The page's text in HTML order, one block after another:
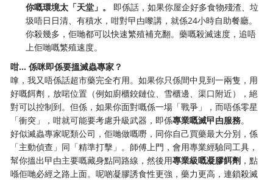
你嘅環境太「天堂」。
​ 即係話，如果你屋企好多食物殘渣、垃
圾唔日日清、有積水，咁對曱甴嚟講，就係24小時自助餐廳。
你殺幾多，佢哋都可以快速繁殖補充翻。藥嘅殺滅速度，追唔
上佢哋嘅繁殖速度。
咁… 係咪即係要搵滅蟲專家？
嗱，我又唔係話超市藥完全冇用。如果你只係間中見到一兩隻，用
好嘅餌劑，放啱位置（例如廚櫃鉸鏈位、雪櫃邊、渠口附近），絕
對可以控制到。但係，如果你面對嘅係一場「戰爭」，而唔係零星
「衝突」，咁就可能要考慮升級武器，即係專業嘅滅曱甴服務。
好似滅蟲專家呢類公司，佢哋做嘅嘢，同你自己買藥最大分別，係
「主動偵查」同「精準打擊」。師傅上門，會用專業經驗同工具，
幫你搵出曱甴主要嘅藏身點同路線，然後用專業級嘅凝膠餌劑 ，點
喺佢哋必經之路上面。呢啲凝膠誘食性更強，藥力更高，連鎖殺滅